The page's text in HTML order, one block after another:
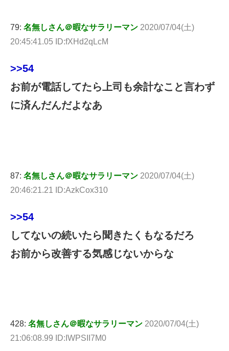
79: 名無しさん＠暇なサラリーマン 2020/07/04(土)
20:45:41.05 ID:fXHd2qLcM
>>54
お前が電話してたら上司も余計なこと言わず
に済んだんだよなあ
87: 名無しさん＠暇なサラリーマン 2020/07/04(土)
20:46:21.21 ID:AzkCox310
>>54
してないの続いたら聞きたくもなるだろ
お前から改善する気感じないからな
428: 名無しさん＠暇なサラリーマン 2020/07/04(土)
21:06:08.99 ID:IWPSII7M0